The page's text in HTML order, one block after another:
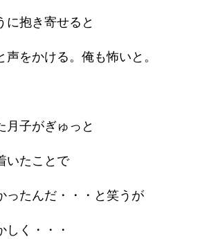
に抱き寄せると
声をかける。俺も怖いと。
月子がぎゅっと
いたことで
ったんだ・・・と笑うが
しく・・・